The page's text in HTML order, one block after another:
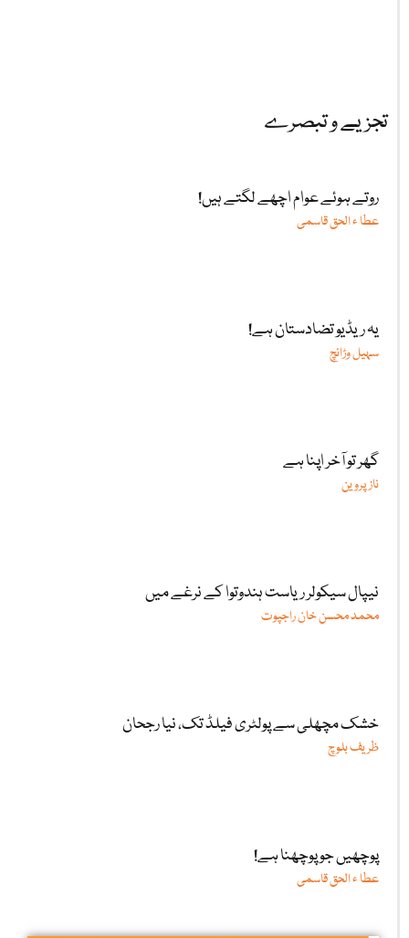
تجزیے و تبصرے
روتے ہوئے عوام اچھے لگتے ہیں!
عطا ء الحق قاسمی
یہ ریڈیو تضادستان ہے!
سہیل وڑائچ
گھر تو آخر اپنا ہے
ناز پروین
نیپال سیکولر ریاست ہندوتوا کے نرغے میں
محمد محسن خان راجپوت
خشک مچھلی سے پولٹری فیلڈ تک، نیا رجحان
ظریف بلوچ
پوچھیں جو پوچھنا ہے!
عطا ء الحق قاسمی